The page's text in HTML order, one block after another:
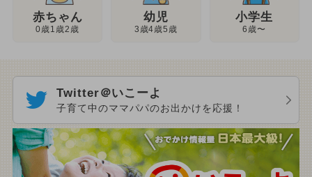
赤ちゃん
0歳1歳2歳
幼児
3歳4歳5歳
小学生
6歳〜
Twitter＠いこーよ
子育て中のママパパのお出かけを応援！